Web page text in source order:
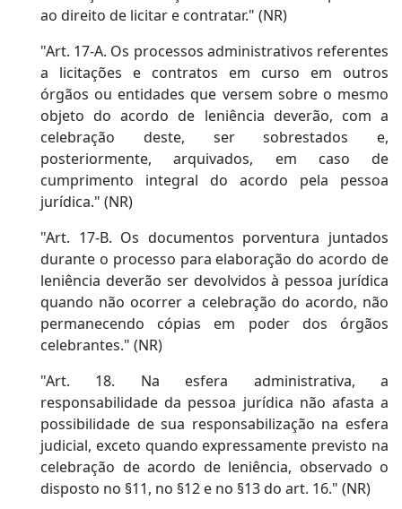
ao direito de licitar e contratar." (NR)
"Art. 17-A. Os processos administrativos referentes
a licitações e contratos em curso em outros
órgãos ou entidades que versem sobre o mesmo
objeto do acordo de leniência deverão, com a
celebração deste, ser sobrestados e,
posteriormente, arquivados, em caso de
cumprimento integral do acordo pela pessoa
jurídica." (NR)
"Art. 17-B. Os documentos porventura juntados
durante o processo para elaboração do acordo de
leniência deverão ser devolvidos à pessoa jurídica
quando não ocorrer a celebração do acordo, não
permanecendo cópias em poder dos órgãos
celebrantes." (NR)
"Art. 18. Na esfera administrativa, a
responsabilidade da pessoa jurídica não afasta a
possibilidade de sua responsabilização na esfera
judicial, exceto quando expressamente previsto na
celebração de acordo de leniência, observado o
disposto no §11, no §12 e no §13 do art. 16." (NR)